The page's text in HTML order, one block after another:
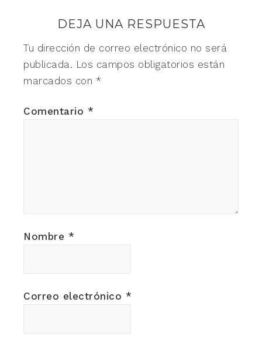
DEJA UNA RESPUESTA
Tu dirección de correo electrónico no será
publicada. Los campos obligatorios están
marcados con *
Comentario *
Nombre *
Correo electrónico *